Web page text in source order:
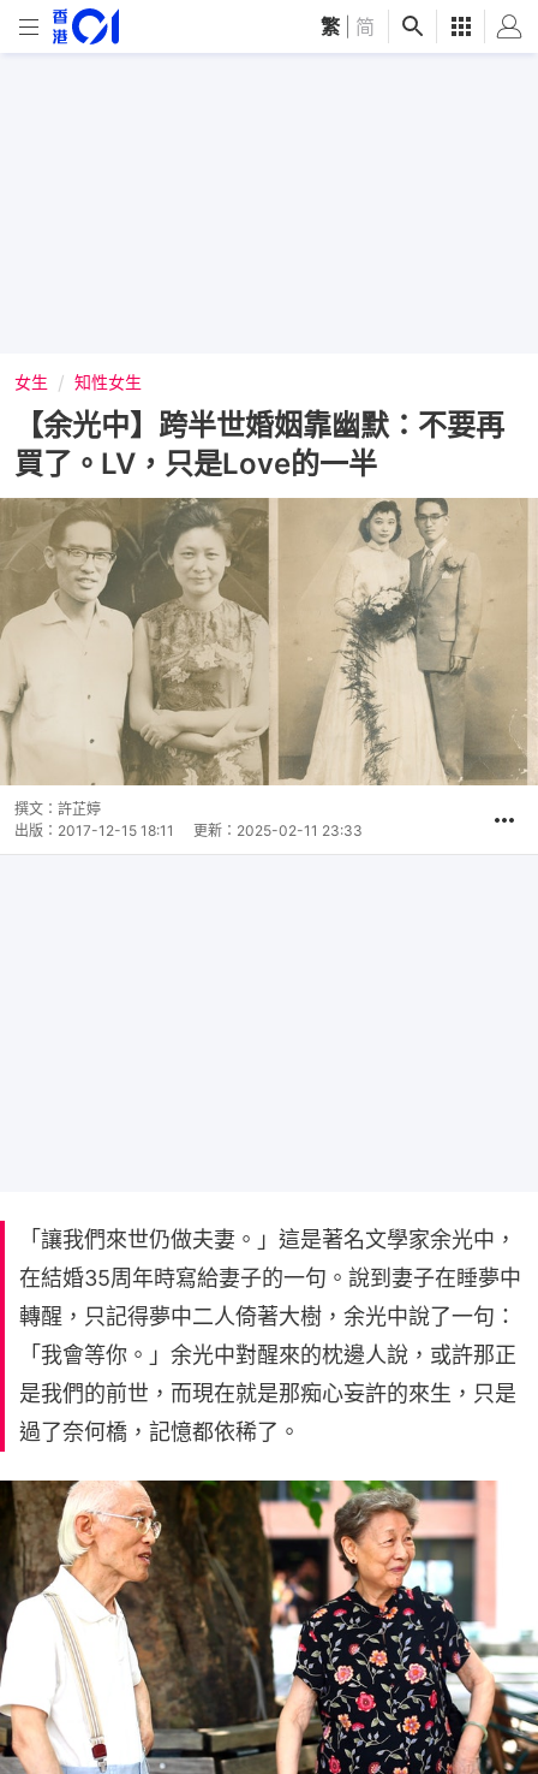
繁 简
女生 知性女生
【余光中】跨半世婚姻靠幽默：不要再
買了。LV，只是Love的一半
撰文： 許芷婷
出版： 2017-12-15 18:11 更新： 2025-02-11 23:33
「讓我們來世仍做夫妻。」這是著名文學家余光中，
在結婚35周年時寫給妻子的一句。說到妻子在睡夢中
轉醒，只記得夢中二人倚著大樹，余光中說了一句：
「我會等你。」余光中對醒來的枕邊人說，或許那正
是我們的前世，而現在就是那痴心妄許的來生，只是
過了奈何橋，記憶都依稀了。